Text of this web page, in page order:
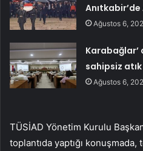
Ağustos 6,
Karabağlar’
sahipsiz
Ağustos 6,
TÜSİAD Yönetim Kurulu
toplantıda yaptığı